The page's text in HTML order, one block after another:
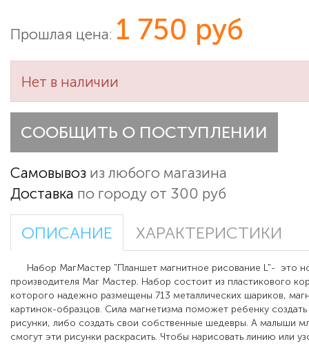
Прошлая цена: 1 750 руб
Нет в наличии
СООБЩИТЬ О ПОСТУПЛЕНИИ
Самовывоз из любого магазина
Доставка по городу от 300 руб
ОПИСАНИЕ ХАРАКТЕРИСТИКИ
Набор МагМастер "Планшет магнитное рисование L"- это
производителя Маг Мастер. Набор состоит из пластикового
которого надежно размещены 713 металлических шариков,
картинок-образцов. Сила магнетизма поможет ребенку
рисунки, либо создать свои собственные шедевры. А малыши
смогут эти рисунки раскрасить. Чтобы нарисовать линию или